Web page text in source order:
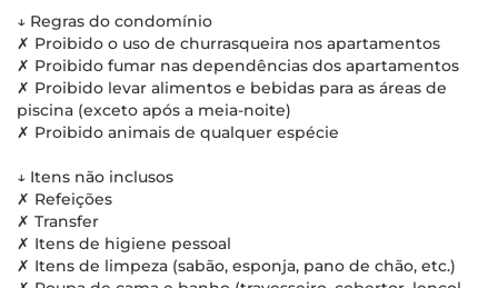
↓ Regras do condomínio
✗ Proibido o uso de churrasqueira nos apartamentos
✗ Proibido fumar nas dependências dos apartamentos
✗ Proibido levar alimentos e bebidas para as áreas de
piscina (exceto após a meia-noite)
✗ Proibido animais de qualquer espécie
↓ Itens não inclusos
✗ Refeições
✗ Transfer
✗ Itens de higiene pessoal
✗ Itens de limpeza (sabão, esponja, pano de chão, etc.)